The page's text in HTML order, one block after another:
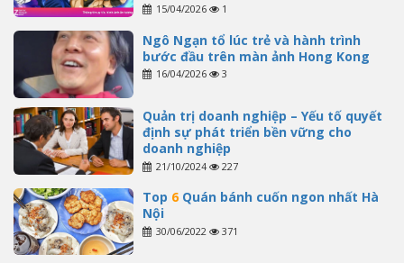
15/04/2026 1
Ngô Ngạn tổ lúc trẻ và hành trình
bước đầu trên màn ảnh Hong Kong
16/04/2026 3
Quản trị doanh nghiệp – Yếu tố quyết
định sự phát triển bền vững cho
doanh nghiệp
21/10/2024 227
Top 6Quán bánh cuốn ngon nhất Hà
Nội
30/06/2022 371